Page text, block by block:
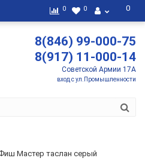
0
0 0
8(846) 99-000-75
8(917) 11-000-14
Советской Армии 17А
вход с ул.Промышленности
Мастер таслан серый